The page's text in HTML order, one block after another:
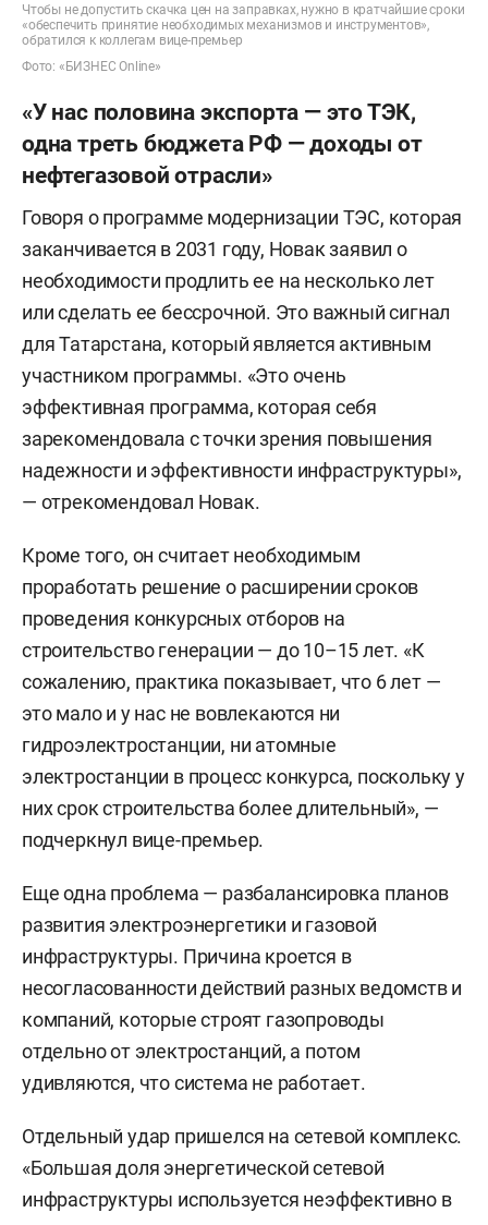
Чтобы не допустить скачка цен на заправках, нужно в кратчайшие сроки
«обеспечить принятие необходимых механизмов и инструментов»,
обратился к коллегам вице-премьер
Фото: «БИЗНЕС Online»
«У нас половина экспорта — это ТЭК,
одна треть бюджета РФ — доходы от
нефтегазовой отрасли»
Говоря о программе модернизации ТЭС, которая
заканчивается в 2031 году, Новак заявил о
необходимости продлить ее на несколько лет
или сделать ее бессрочной. Это важный сигнал
для Татарстана, который является активным
участником программы. «Это очень
эффективная программа, которая себя
зарекомендовала с точки зрения повышения
надежности и эффективности инфраструктуры»,
— отрекомендовал Новак.
Кроме того, он считает необходимым
проработать решение о расширении сроков
проведения конкурсных отборов на
строительство генерации — до 10–15 лет. «К
сожалению, практика показывает, что 6 лет —
это мало и у нас не вовлекаются ни
гидроэлектростанции, ни атомные
электростанции в процесс конкурса, поскольку у
них срок строительства более длительный», —
подчеркнул вице-премьер.
Еще одна проблема — разбалансировка планов
развития электроэнергетики и газовой
инфраструктуры. Причина кроется в
несогласованности действий разных ведомств и
компаний, которые строят газопроводы
отдельно от электростанций, а потом
удивляются, что система не работает.
Отдельный удар пришелся на сетевой комплекс.
«Большая доля энергетической сетевой
инфраструктуры используется неэффективно в